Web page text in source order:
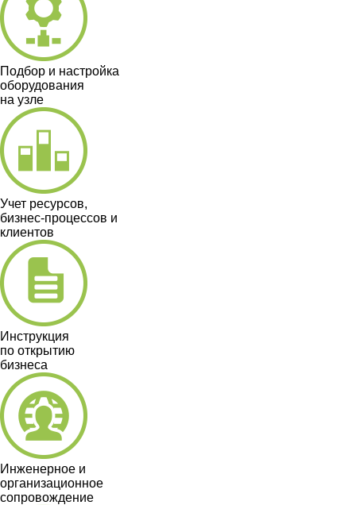
Подбор и настройка
оборудования
на узле
Учет ресурсов,
бизнес-процессов и
клиентов
Инструкция
по открытию
бизнеса
Инженерное и
организационное
сопровождение